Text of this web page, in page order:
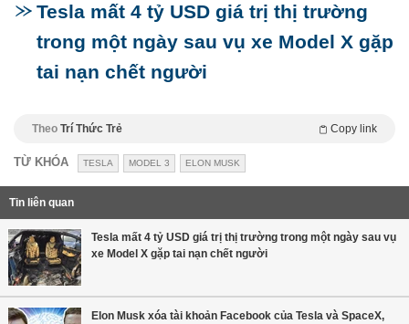
Tesla mất 4 tỷ USD giá trị thị trường
trong một ngày sau vụ xe Model X gặp
tai nạn chết người
Theo Trí Thức Trẻ Copy link
TỪ KHÓA TESLA MODEL 3 ELON MUSK
Tin liên quan
Tesla mất 4 tỷ USD giá trị thị trường trong một ngày sau vụ
xe Model X gặp tai nạn chết người
Elon Musk xóa tài khoản Facebook của Tesla và SpaceX,